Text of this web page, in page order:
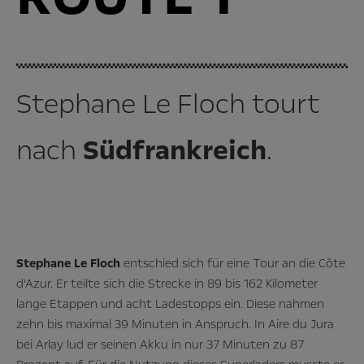
Stephane Le Floch tourt
nach Südfrankreich.
Stephane Le Floch entschied sich für eine Tour an die Côte
d’Azur. Er teilte sich die Strecke in 89 bis 162 Kilometer
lange Etappen und acht Ladestopps ein. Diese nahmen
zehn bis maximal 39 Minuten in Anspruch. In Aire du Jura
bei Arlay lud er seinen Akku in nur 37 Minuten zu 87